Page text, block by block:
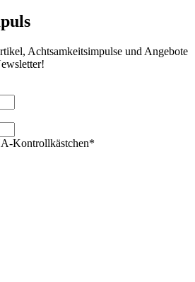
Achtsamkeitsimpulse und Angebote
Kontrollkästchen*